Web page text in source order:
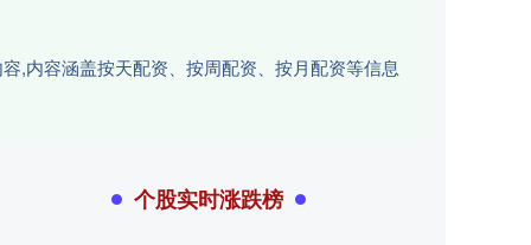
,内容涵盖按天配资、按周配资、按月配资等信息
个股实时涨跌榜